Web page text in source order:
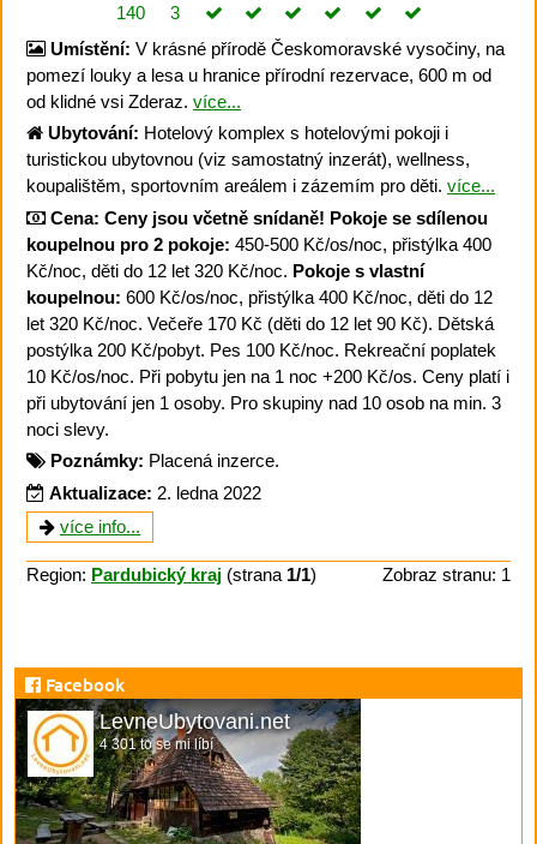
140
3
Umístění: V krásné přírodě Českomoravské vysočiny, na
pomezí louky a lesa u hranice přírodní rezervace, 600 m od
od klidné vsi Zderaz. více...
Ubytování: Hotelový komplex s hotelovými pokoji i
turistickou ubytovnou (viz samostatný inzerát), wellness,
koupalištěm, sportovním areálem i zázemím pro děti. více...
Cena: Ceny jsou včetně snídaně! Pokoje se sdílenou
koupelnou pro 2 pokoje: 450-500 Kč/os/noc, přistýlka 400
Kč/noc, děti do 12 let 320 Kč/noc. Pokoje s vlastní
koupelnou: 600 Kč/os/noc, přistýlka 400 Kč/noc, děti do 12
let 320 Kč/noc. Večeře 170 Kč (děti do 12 let 90 Kč). Dětská
postýlka 200 Kč/pobyt. Pes 100 Kč/noc. Rekreační poplatek
10 Kč/os/noc. Při pobytu jen na 1 noc +200 Kč/os. Ceny platí i
při ubytování jen 1 osoby. Pro skupiny nad 10 osob na min. 3
noci slevy.
Poznámky: Placená inzerce.
Aktualizace: 2. ledna 2022
více info...
Region: Pardubický kraj (strana 1/1) Zobraz stranu: 1
Facebook
LevneUbytovani.net
4 301 to se mi líbí